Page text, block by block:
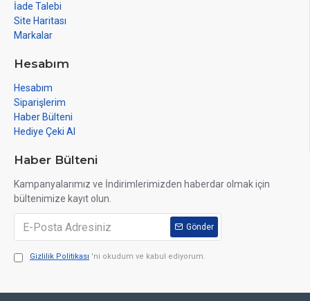
İade Talebi
Site Haritası
Markalar
Hesabım
Hesabım
Siparişlerim
Haber Bülteni
Hediye Çeki Al
Haber Bülteni
Kampanyalarımız ve İndirimlerimizden haberdar olmak için
bültenimize kayıt olun.
Gönder
Gizlilik Politikası 'ni okudum ve kabul ediyorum.